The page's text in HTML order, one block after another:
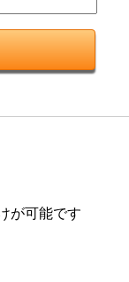
が可能です